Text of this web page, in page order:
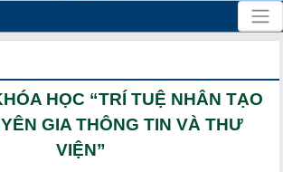
HỌC “TRÍ TUỆ NHÂN TẠO
GIA THÔNG TIN VÀ THƯ
VIỆN”